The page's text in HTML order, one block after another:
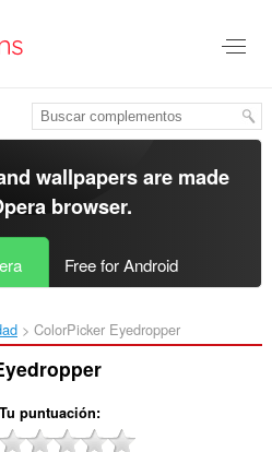
wallpapers are made
browser.
Free for Android
ColorPicker Eyedropper‎
Tu puntuación